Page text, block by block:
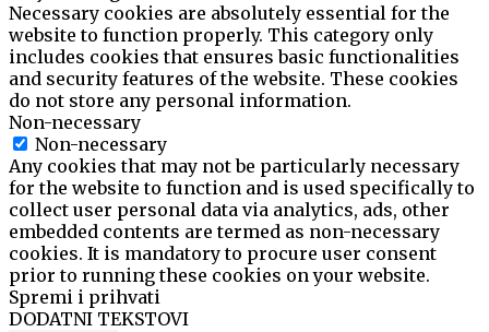
Necessary cookies are absolutely essential for the
website to function properly. This category only
includes cookies that ensures basic functionalities
and security features of the website. These cookies
do not store any personal information.
Non-necessary
Non-necessary
Any cookies that may not be particularly necessary
for the website to function and is used specifically to
collect user personal data via analytics, ads, other
embedded contents are termed as non-necessary
cookies. It is mandatory to procure user consent
prior to running these cookies on your website.
Spremi i prihvati
DODATNI TEKSTOVI